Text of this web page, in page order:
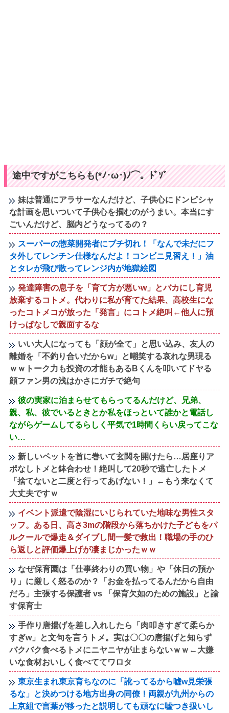
途中ですがこちらも(*ﾉ･ω･)ﾉ⌒。ﾄﾞｿﾞ
妹は普通にアラサーなんだけど、子供心にドンピシャ
な計画を思いついて子供心を掴むのがうまい。本当にす
ごいんだけど、脳内どうなってるの？
スーパーの惣菜開発者にブチ切れ！「なんで未だにフ
タ外してレンチン仕様なんだよ！コンビニ見習え！」油
とタレが飛び散ってレンジ内が地獄絵図
発達障害の息子を「育て方が悪いw」とバカにし育児
放棄するコトメ。代わりに私が育てた結果、高校生にな
ったコトメコが放った「発言」にコトメ絶叫←他人に預
けっぱなしで親面するな
いい大人になっても「顔が全て」と思い込み、友人の
離婚を「不釣り合いだからw」と嘲笑する哀れな男現る
ｗｗトーク力も投資の才能もあるBくんを叩いてドヤる
顔ファン男の浅はかさにガチで絶句
彼の実家に泊まらせてもらってるんだけど、兄弟、
親、私、彼でいるときとか私をほっといて誰かと電話し
ながらゲームしてるらしく平気で1時間くらい戻ってこな
い…
新しいペットを首に巻いて玄関を開けたら…居座りア
ポなしトメと鉢合わせ！絶叫して20秒で逃亡したトメ
「捨てないと二度と行ってあげない！」←もう来なくて
大丈夫ですｗ
イベント派遣で陰湿にいじられていた地味な男性スタ
ッフ。ある日、高さ3mの階段から落ちかけた子どもをパ
ルクールで爆走＆ダイブし間一髪で救出！職場の手のひ
ら返しと評価爆上げが凄まじかったｗｗ
なぜ保育園は「仕事終わりの買い物」や「休日の預か
り」に厳しく怒るのか？「お金を払ってるんだから自由
だろ」主張する保護者 vs 「保育欠如のための施設」と諭
す保育士
手作り唐揚げを差し入れしたら「肉叩きすぎて柔らか
すぎw」と文句を言うトメ。実は〇〇の唐揚げと知らず
バクバク食べるトメにニヤニヤが止まらないｗｗ←大嫌
いな食材おいしく食べててワロタ
東京生まれ東京育ちなのに「訛ってるから嘘w見栄張
るな」と決めつける地方出身の同僚！両親が九州からの
上京組で言葉が移ったと説明しても頑なに嘘つき扱いし